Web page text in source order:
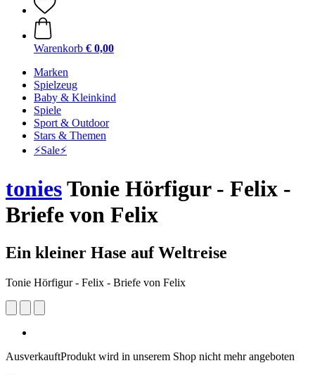
Warenkorb € 0,00
Marken
Spielzeug
Baby & Kleinkind
Spiele
Sport & Outdoor
Stars & Themen
⚡️Sale⚡️
toniesTonie Hörfigur - Felix -
Briefe von Felix
Ein kleiner Hase auf Weltreise
Tonie Hörfigur - Felix - Briefe von Felix
AusverkauftProdukt wird in unserem Shop nicht mehr angeboten